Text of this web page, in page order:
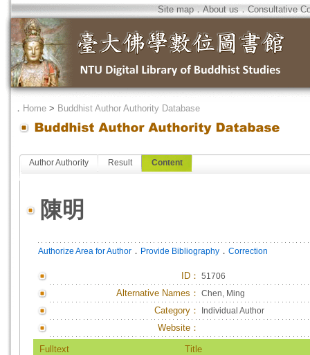
Site map．About us．Consultative
． Home > Buddhist Author Authority Database
Author Authority Result Content
陳明
Authorize Area for Author ． Provide Bibliography ． Correction
ID ： 51706
Alternative Names： Chen, Ming
Category： Individual Author
Website：
Fulltext
Title